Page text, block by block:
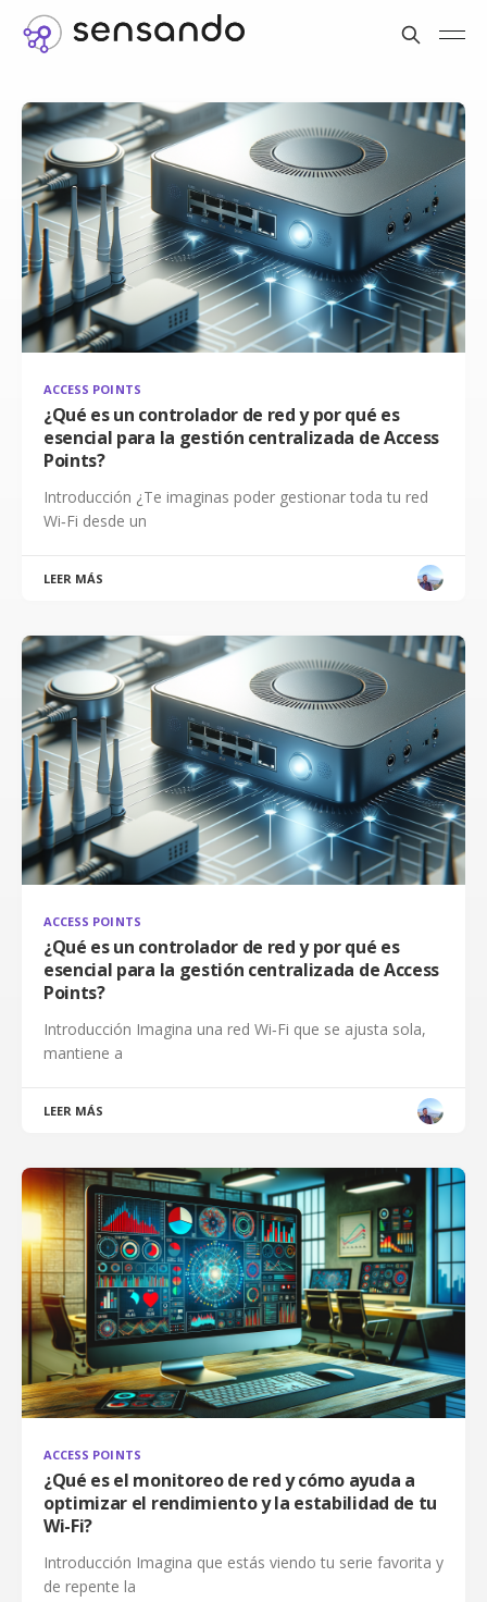
ACCESS POINTS
¿Qué es un controlador de red y por qué es
esencial para la gestión centralizada de Access
Points?
Introducción ¿Te imaginas poder gestionar toda tu red
Wi‑Fi desde un
LEER MÁS
ACCESS POINTS
¿Qué es un controlador de red y por qué es
esencial para la gestión centralizada de Access
Points?
Introducción Imagina una red Wi‑Fi que se ajusta sola,
mantiene a
LEER MÁS
ACCESS POINTS
¿Qué es el monitoreo de red y cómo ayuda a
optimizar el rendimiento y la estabilidad de tu
Wi-Fi?
Introducción Imagina que estás viendo tu serie favorita y
de repente la